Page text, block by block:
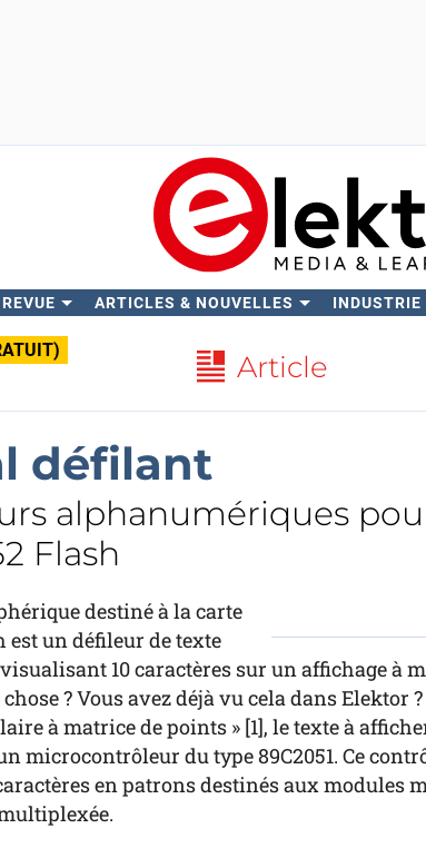
REVUE ARTICLES & NOUVELLES INDUSTRIE
Article
défilant
alphanumériques
Flash
destiné à la carte
est un défileur de texte
10 caractères sur un affichage à
? Vous avez déjà vu cela dans Elektor
à matrice de points » [1], le texte à
microcontrôleur du type 89C2051. Ce
en patrons destinés aux modules